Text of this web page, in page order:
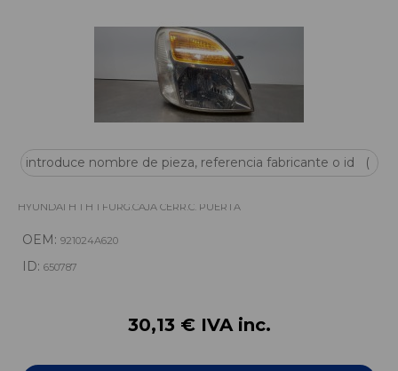
FARO DERECHO 921024A620
HYUNDAI H 1 H 1 FURG.CAJA CERR.C. PUERTA
OEM: 921024A620
ID: 650787
30,13 € IVA inc.